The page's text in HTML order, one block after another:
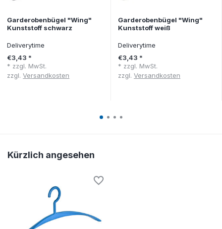
Garderobenbügel "Wing"
Kunststoff schwarz
Deliverytime
€3,43 *
* zzgl. MwSt.
zzgl.Versandkosten
Garderobenbügel "Wing"
Kunststoff weiß
Deliverytime
€3,43 *
* zzgl. MwSt.
zzgl. Versandkosten
Kürzlich angesehen